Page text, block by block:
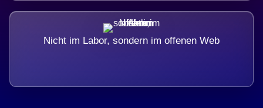
Nicht im Labor, sondern im offenen Web